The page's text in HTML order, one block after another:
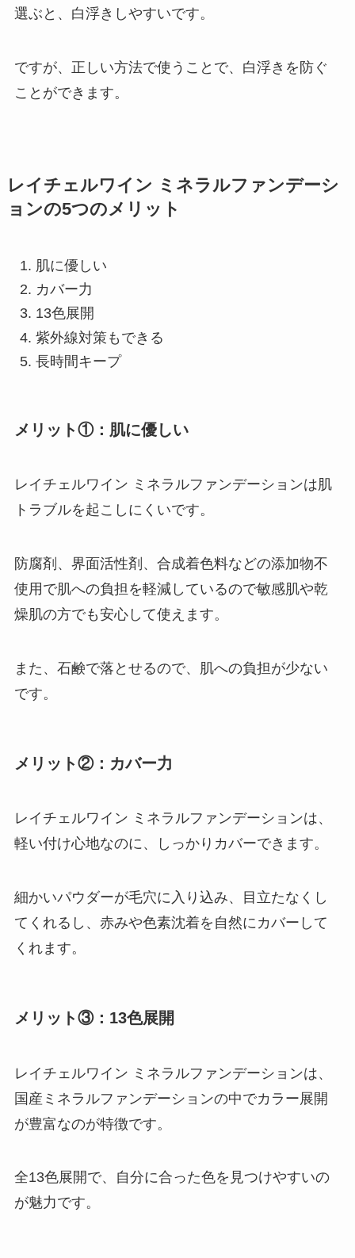
選ぶと、白浮きしやすいです。
ですが、正しい方法で使うことで、白浮きを防ぐ
ことができます。
レイチェルワイン ミネラルファンデーシ
ョンの5つのメリット
肌に優しい
カバー力
13色展開
紫外線対策もできる
長時間キープ
メリット①：肌に優しい
レイチェルワイン ミネラルファンデーションは肌
トラブルを起こしにくいです。
防腐剤、界面活性剤、合成着色料などの添加物不
使用で肌への負担を軽減しているので敏感肌や乾
燥肌の方でも安心して使えます。
また、石鹸で落とせるので、肌への負担が少ない
です。
メリット②：カバー力
レイチェルワイン ミネラルファンデーションは、
軽い付け心地なのに、しっかりカバーできます。
細かいパウダーが毛穴に入り込み、目立たなくし
てくれるし、赤みや色素沈着を自然にカバーして
くれます。
メリット③：13色展開
レイチェルワイン ミネラルファンデーションは、
国産ミネラルファンデーションの中でカラー展開
が豊富なのが特徴です。
全13色展開で、自分に合った色を見つけやすいの
が魅力です。